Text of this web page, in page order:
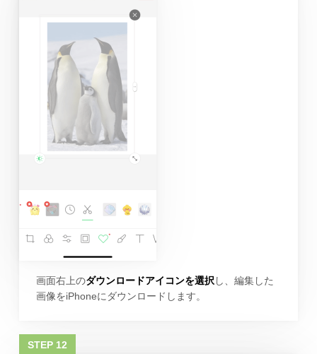
画面右上のダウンロードアイコンを選択 し、編集した
画像をiPhoneにダウンロードします。